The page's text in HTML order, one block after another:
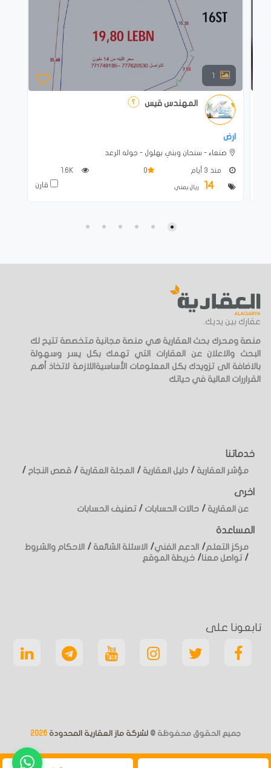
1
المهندس قيس
ارض
صنعاء - سنحان وبني بهلول - جوله الرعد
منذ 3 أيام 0
14 ريال يمني قارن
عقارك بين يديك.
منصة ومحرك بحث العقارية هي منصة مجانية متخصصة تتيح لك
البحث والاعلان عن العقارات التي تهمك بكل يسر وسهولة
بالاضافة الى تزويدك بكل المعلومات الأساسيةاللازمة لاتخاذ أهم
القراررات المالية في حياتك
خدماتنا
مؤشر العقارية / دليل العقارية / المجلة العقارية / قصص النجاح /
اخرى
عن العقارية / حالات الحسابات /تصنيف الحسابات
المساعدة
مركز التعلم/ الدعم الفني/ الاسئلة الشائعة / الاحكام والشروط
/تواصل معنا/ خريطة الموقع
تابعونا على
جميع الحقوق محفوظة © لشركة ماز العقارية المحدودة 2026